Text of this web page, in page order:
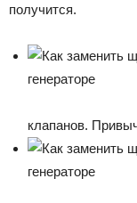
получится.
клапанов.